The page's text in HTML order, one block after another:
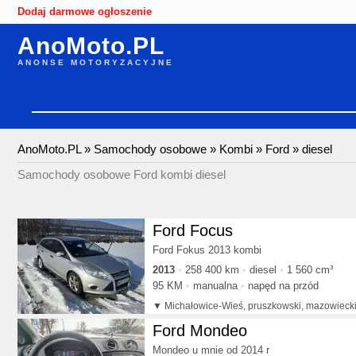
Dodaj darmowe ogłoszenie
AnoMoto.PL
ANONSE MOTORYZACYJNE
AnoMoto.PL» Samochody osobowe » Kombi » Ford » diesel
Samochody osobowe Ford kombi diesel
Ford Focus
Ford Fokus 2013 kombi
2013
258 400 km diesel
1 560 cm³
95 KM
manualna napęd na przód
Michałowice-Wieś, pruszkowski,
Ford Mondeo
Mondeo u mnie od 2014 r